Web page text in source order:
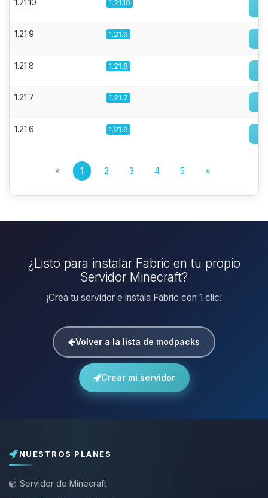
1.21.10 1.21.10
1.21.9 1.21.9
1.21.8 1.21.8
1.21.7 1.21.7
1.21.6 1.21.6
« 1 2 3 4 5 »
¿Listo para instalar Fabric en tu propio
Servidor Minecraft?
¡Crea tu servidor e instala Fabric con 1 clic!
Volver a la lista de modpacks
Crear mi servidor
NUESTROS PLANES
Servidor de Minecraft